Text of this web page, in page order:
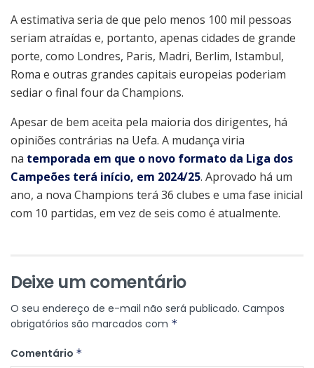
A estimativa seria de que pelo menos 100 mil pessoas
seriam atraídas e, portanto, apenas cidades de grande
porte, como Londres, Paris, Madri, Berlim, Istambul,
Roma e outras grandes capitais europeias poderiam
sediar o final four da Champions.
Apesar de bem aceita pela maioria dos dirigentes, há
opiniões contrárias na Uefa. A mudança viria
na temporada em que o novo formato da Liga dos
Campeões terá início, em 2024/25. Aprovado há um
ano, a nova Champions terá 36 clubes e uma fase inicial
com 10 partidas, em vez de seis como é atualmente.
Deixe um comentário
O seu endereço de e-mail não será publicado. Campos
obrigatórios são marcados com *
Comentário *